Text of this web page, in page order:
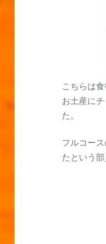
こちらは
お土産に
た。
フルコー
たという